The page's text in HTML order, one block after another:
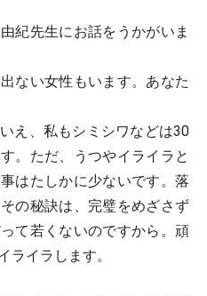
紀先生にお話をうかがいま
ない女性もいます。あなた
え、私もシミシワなどは30
。ただ、うつやイライラと
はたしかに少ないです。落
の秘訣は、完璧をめざさず
て若くないのですから。頑
ライラします。